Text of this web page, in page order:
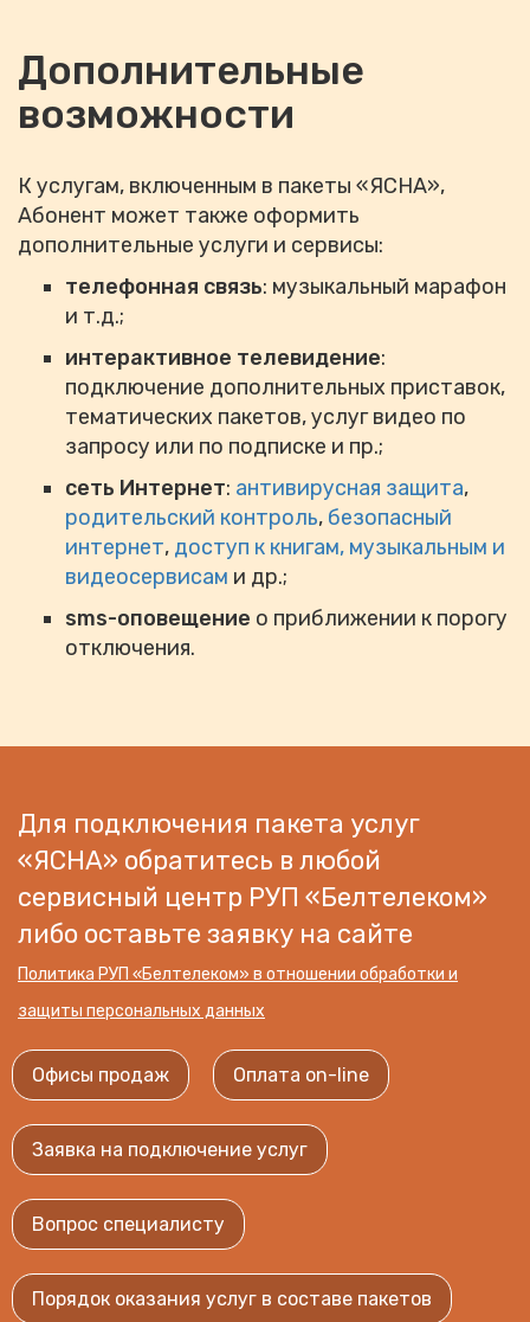
Дополнительные
возможности
К услугам, включенным в пакеты «ЯСНА»,
Абонент может также оформить
дополнительные услуги и сервисы:
телефонная связь: музыкальный марафон
и т.д.;
интерактивное телевидение:
подключение дополнительных приставок,
тематических пакетов, услуг видео по
запросу или по подписке и пр.;
сеть Интернет: антивирусная защита,
родительский контроль, безопасный
интернет, доступ к книгам, музыкальным и
видеосервисам и др.;
sms-оповещение о приближении к порогу
отключения.
Варианты подключения к
Для подключения пакета услуг
«ЯСНА» обратитесь в любой
сервисный центр РУП «Белтелеком»
либо оставьте заявку на сайте
Политика РУП «Белтелеком» в отношении обработки и
защиты персональных данных
Офисы продаж Оплата on-line
Заявка на подключение услуг
Вопрос специалисту
Порядок оказания услуг в составе пакетов